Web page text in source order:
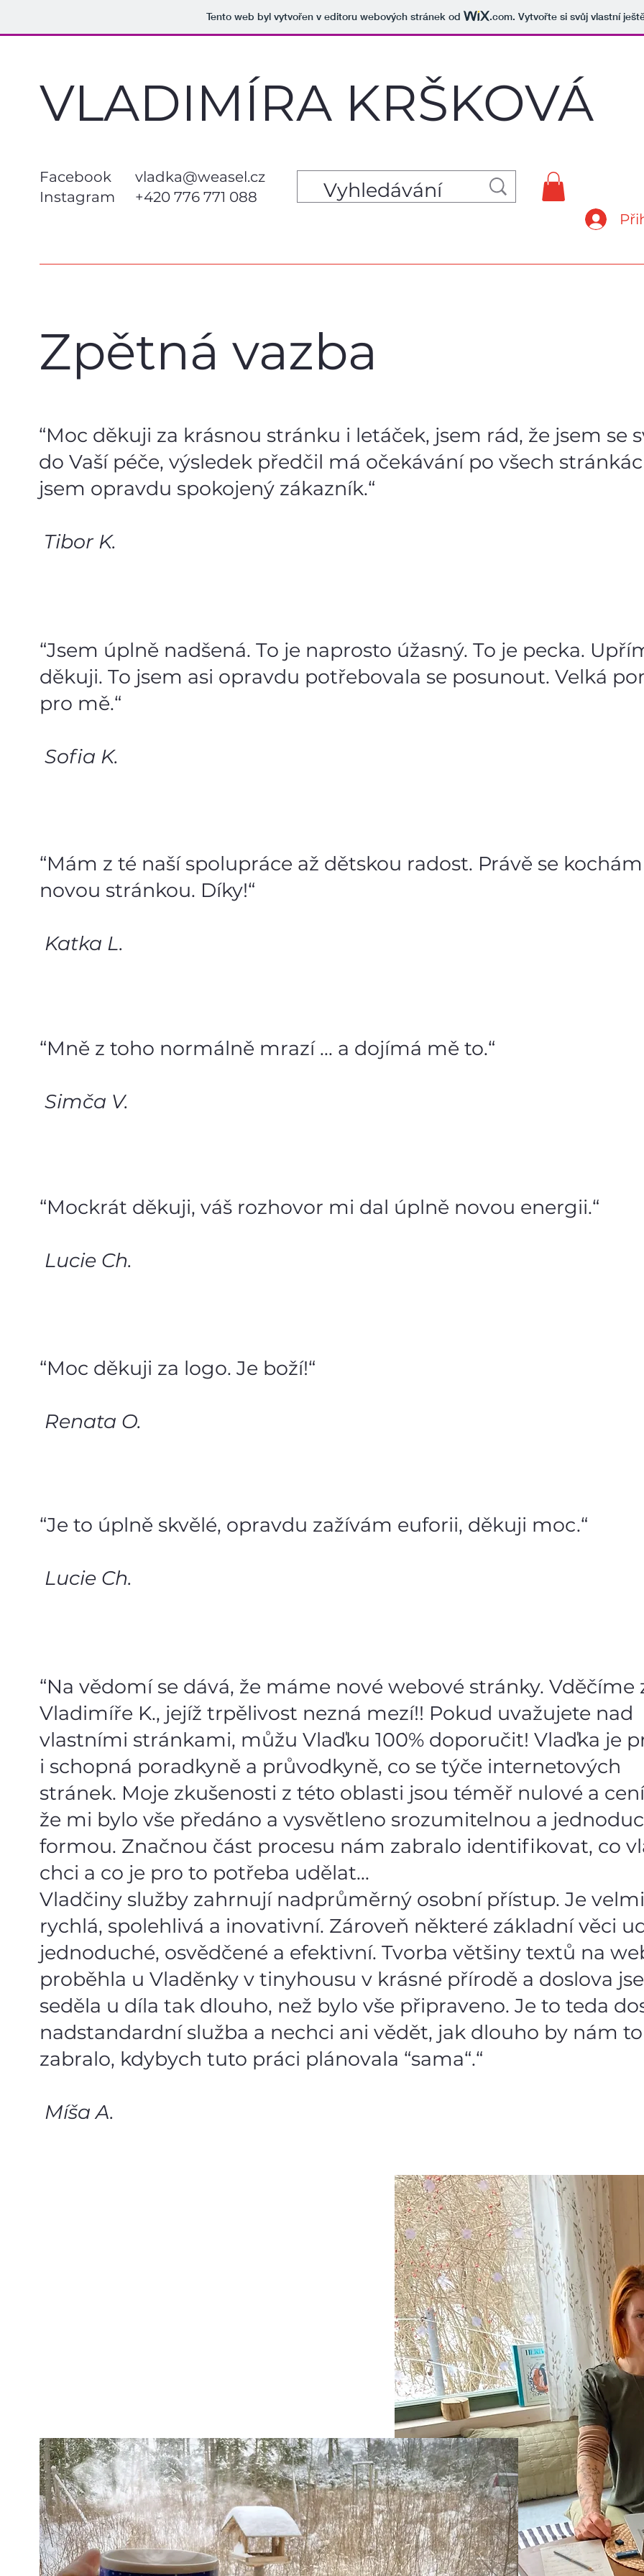
Tento web byl vytvořen v editoru webových stránek od .com. Vytvořte si svůj vlastní
VLADIMÍRA KRŠKOVÁ
Facebook
Instagram
vladka@weasel.cz
+420 776 771 088
Zpětná vazba
“Moc děkuji za krásnou stránku i letáček, jsem rád, že jsem se
do Vaší péče, výsledek předčil má očekávání po všech
jsem opravdu spokojený zákazník.“
Tibor K.
“Jsem úplně nadšená. To je naprosto úžasný. To je pecka.
děkuji. To jsem asi opravdu potřebovala se posunout. Velká
pro mě.“
Sofia K.
“Mám z té naší spolupráce až dětskou radost. Právě se
novou stránkou. Díky!“
Katka L.
“Mně z toho normálně mrazí ... a dojímá mě to.“
Simča V.
“Mockrát děkuji, váš rozhovor mi dal úplně novou energii.“
Lucie Ch.
“Moc děkuji za logo. Je boží!“
Renata O.
“Je to úplně skvělé, opravdu zažívám euforii, děkuji moc.“
Lucie Ch.
“Na vědomí se dává, že máme nové webové stránky. Vděčíme
Vladimíře K., jejíž trpělivost nezná mezí!! Pokud uvažujete nad
vlastními stránkami, můžu Vlaďku 100% doporučit! Vlaďka je
i schopná poradkyně a průvodkyně, co se týče internetových
stránek. Moje zkušenosti z této oblasti jsou téměř nulové a
že mi bylo vše předáno a vysvětleno srozumitelnou a
formou. Značnou část procesu nám zabralo identifikovat, co
chci a co je pro to potřeba udělat...
Vladčiny služby zahrnují nadprůměrný osobní přístup. Je velmi
rychlá, spolehlivá a inovativní. Zároveň některé základní věci
jednoduché, osvědčené a efektivní. Tvorba většiny textů na
proběhla u Vladěnky v tinyhousu v krásné přírodě a doslova
seděla u díla tak dlouho, než bylo vše připraveno. Je to teda
nadstandardní služba a nechci ani vědět, jak dlouho by nám to
zabralo, kdybych tuto práci plánovala “sama“.“
Míša A.